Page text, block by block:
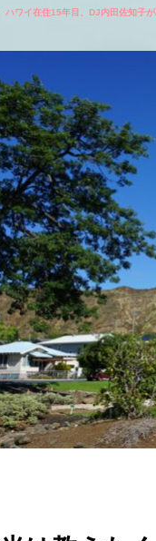
ハワイ在住15年目、DJ内田佐知子が